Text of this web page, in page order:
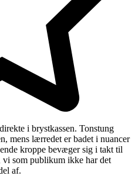
i brystkassen. Tonstung
mens lærredet er badet i nuancer
kroppe bevæger sig i takt til
vi som publikum ikke har det
af.